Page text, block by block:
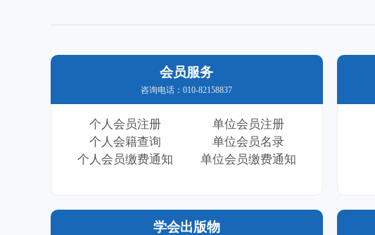
会员服务
咨询电话：010-82158837
个人会员注册
单位会员注册
个人会籍查询
单位会员名录
个人会员缴费通知
单位会员缴费通知
学会出版物